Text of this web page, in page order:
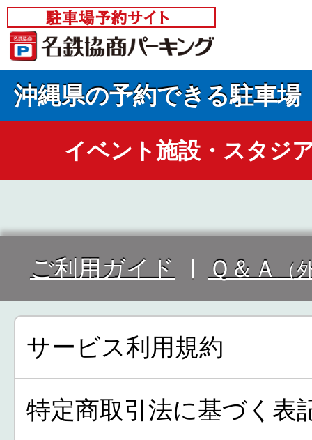
沖縄県の予約できる駐車場
イベント施設・スタジ
ご利用ガイド Ｑ＆Ａ （
サービス利用規約
特定商取引法に基づく表